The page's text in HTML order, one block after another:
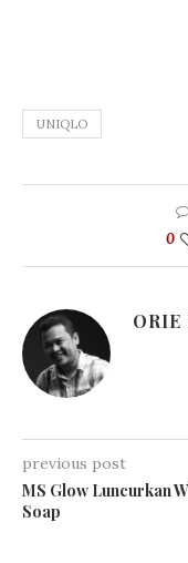
UNIQLO
0
ORIE
previous post
MS Glow Luncurkan
Soap